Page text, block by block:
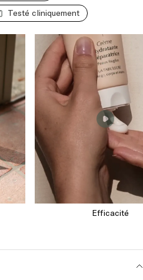
Testé cliniquement